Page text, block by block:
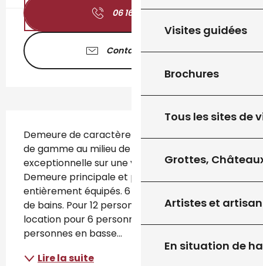
Visites guidées
Brochures
Tous les sites de
Grottes,
Artistes et
En situation de
06 16 78 74▒▒
Contactez-nous
Demeure de caractère avec prestations haut
de gamme au milieu de 20 ha. Vue
exceptionnelle sur une vallée préservée.
Demeure principale et pool house
entièrement équipés. 6 chambres et 6 salles
de bains. Pour 12 personnes. possibilité de
location pour 6 personnes, 8 personnes, 10
personnes en basse...
Lire la suite